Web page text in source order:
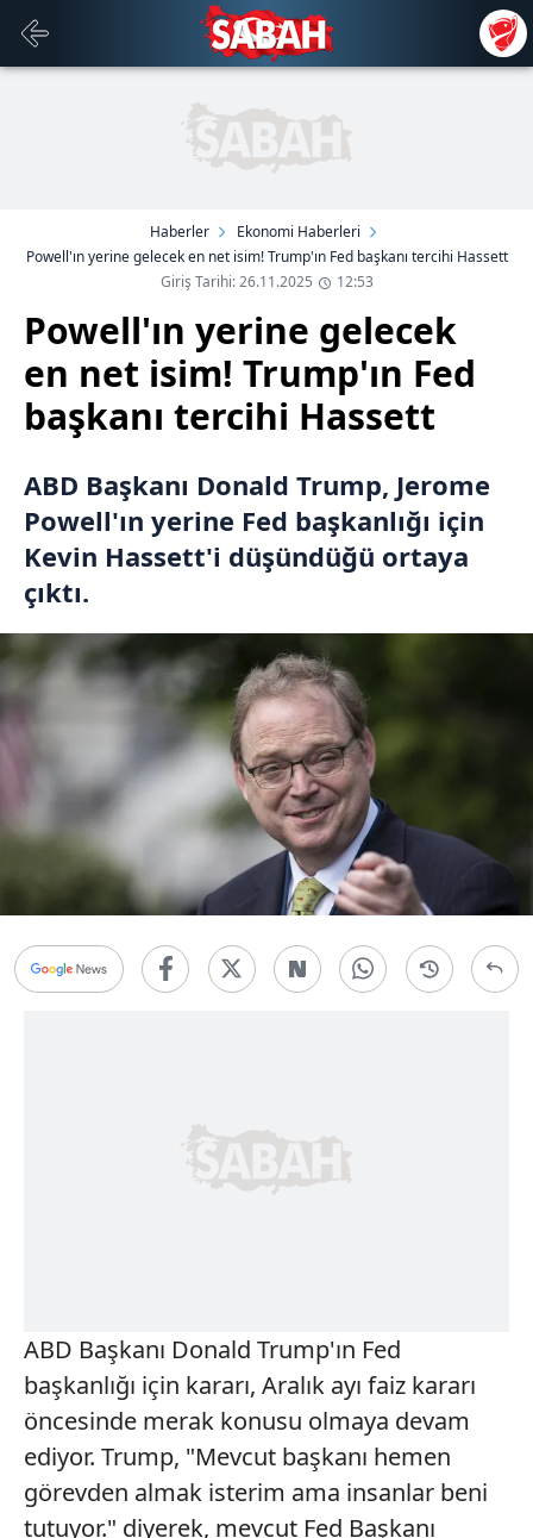
Haberler
Ekonomi Haberleri
Powell'ın yerine gelecek en net isim! Trump'ın Fed başkanı tercihi Hassett
Giriş Tarihi: 26.11.2025
12:53
Powell'ın yerine gelecek
en net isim! Trump'ın Fed
başkanı tercihi Hassett
ABD Başkanı Donald Trump, Jerome
Powell'ın yerine Fed başkanlığı için
Kevin Hassett'i düşündüğü ortaya
çıktı.
ABD Başkanı Donald Trump'ın Fed
başkanlığı için kararı, Aralık ayı faiz kararı
öncesinde merak konusu olmaya devam
ediyor. Trump, "Mevcut başkanı hemen
görevden almak isterim ama insanlar beni
tutuyor." diyerek, mevcut Fed Başkanı